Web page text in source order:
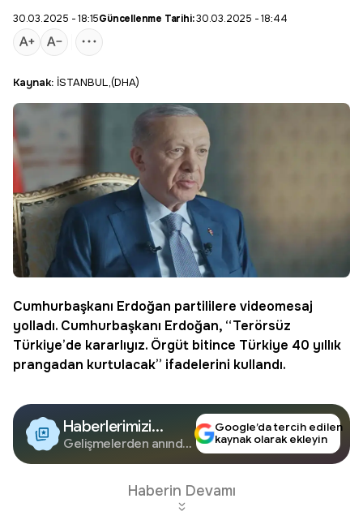
30.03.2025 - 18:15Güncellenme Tarihi:30.03.2025 - 18:44
Kaynak: İSTANBUL,(DHA)
Cumhurbaşkanı Erdoğan partililere videomesaj
yolladı. Cumhurbaşkanı Erdoğan, “Terörsüz
Türkiye’de kararlıyız. Örgüt bitince Türkiye 40 yıllık
prangadan kurtulacak” ifadelerini kullandı.
Haberlerimizi
Google'da Takip
Edin
Gelişmelerden anında
Google’da tercih edilen
kaynak olarak ekleyin
Haberin Devamı